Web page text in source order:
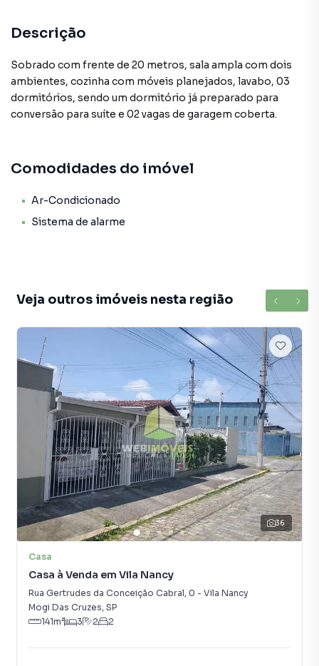
Descrição
Sobrado com frente de 20 metros, sala ampla com dois
ambientes, cozinha com móveis planejados, lavabo, 03
dormitórios, sendo um dormitório já preparado para
conversão para suíte e 02 vagas de garagem coberta.
Comodidades do imóvel
Ar-Condicionado
Sistema de alarme
Veja outros imóveis nesta região
36
Casa
Casa à Venda em Vila Nancy
Rua Gertrudes da Conceição Cabral, 0 - Vila Nancy
Mogi Das Cruzes, SP
141m² 3 2 2